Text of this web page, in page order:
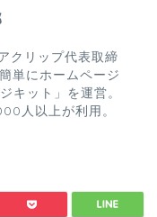
クリップ代表取締
単にホームページ
キット」を運営。
人以上が利用。